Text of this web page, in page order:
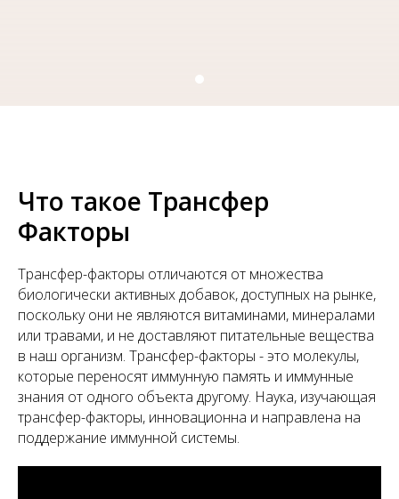
Что такое Трансфер
Факторы
Трансфер-факторы отличаются от множества
биологически активных добавок, доступных на рынке,
поскольку они не являются витаминами, минералами
или травами, и не доставляют питательные вещества
в наш организм. Трансфер-факторы - это молекулы,
которые переносят иммунную память и иммунные
знания от одного объекта другому. Наука, изучающая
трансфер-факторы, инновационна и направлена на
поддержание иммунной системы.